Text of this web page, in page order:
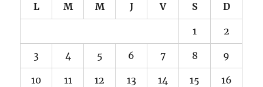
L M M J V S D
1 2
3 4 5 6 7 8 9
10 11 12 13 14 15 16